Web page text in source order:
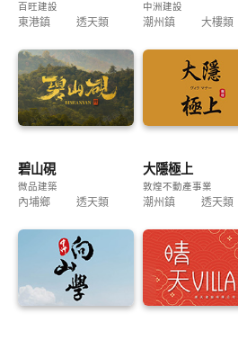
百旺建設
東港鎮 透天類
中洲建設
潮州鎮 大樓類
碧山硯
微品建築
內埔鄉 透天類
大隱極上
敦煌不動產事業
潮州鎮 透天類